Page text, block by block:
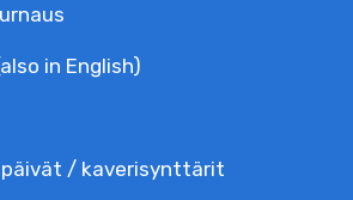
in English)
/ kaverisynttärit